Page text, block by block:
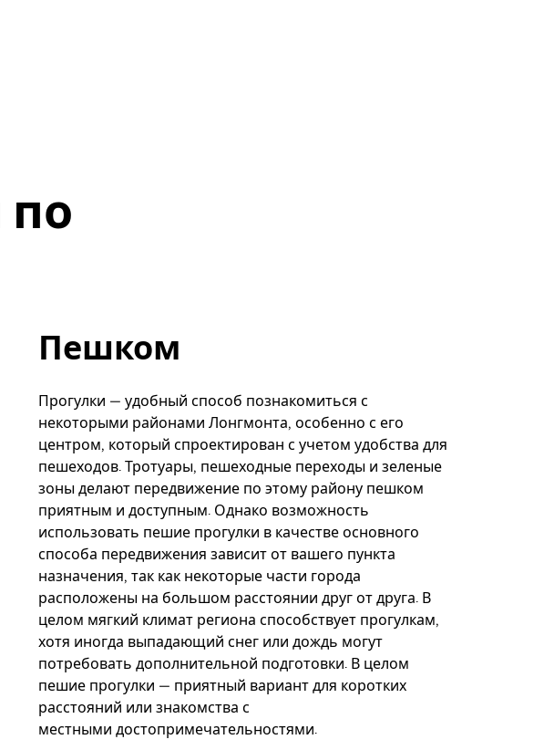
Пешком
Прогулки — удобный способ познакомиться с
некоторыми районами Лонгмонта, особенно с его
центром, который спроектирован с учетом удобства для
пешеходов. Тротуары, пешеходные переходы и зеленые
зоны делают передвижение по этому району пешком
приятным и доступным. Однако возможность
использовать пешие прогулки в качестве основного
способа передвижения зависит от вашего пункта
назначения, так как некоторые части города
расположены на большом расстоянии друг от друга. В
целом мягкий климат региона способствует прогулкам,
хотя иногда выпадающий снег или дождь могут
потребовать дополнительной подготовки. В целом
пешие прогулки — приятный вариант для коротких
расстояний или знакомства с
местными достопримечательностями.